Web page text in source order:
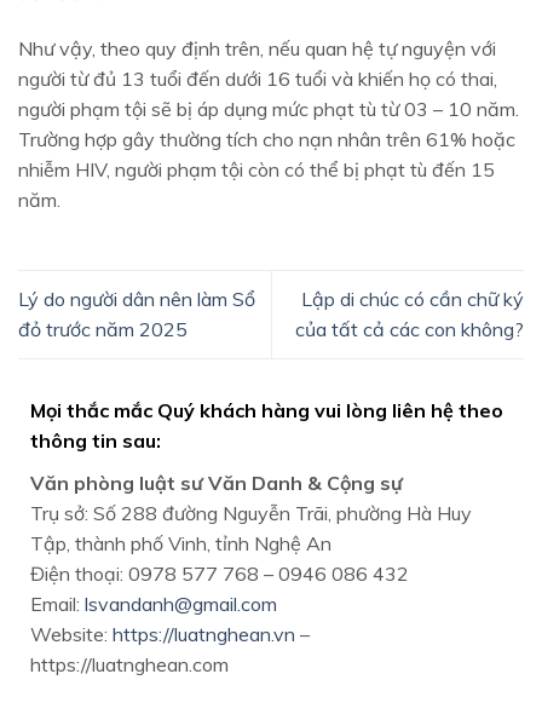
Như vậy, theo quy định trên, nếu quan hệ tự nguyện với
người từ đủ 13 tuổi đến dưới 16 tuổi và khiến họ có thai,
người phạm tội sẽ bị áp dụng mức phạt tù từ 03 – 10 năm.
Trường hợp gây thường tích cho nạn nhân trên 61% hoặc
nhiễm HIV, người phạm tội còn có thể bị phạt tù đến 15
năm.
Lý do người dân nên làm Sổ
đỏ trước năm 2025
Lập di chúc có cần chữ ký
của tất cả các con không?
Mọi thắc mắc Quý khách hàng vui lòng liên hệ theo
thông tin sau:
Văn phòng luật sư Văn Danh & Cộng sự
Trụ sở: Số 288 đường Nguyễn Trãi, phường Hà Huy
Tập, thành phố Vinh, tỉnh Nghệ An
Điện thoại: 0978 577 768 – 0946 086 432
Email: lsvandanh@gmail.com
Website: https://luatnghean.vn –
https://luatnghean.com